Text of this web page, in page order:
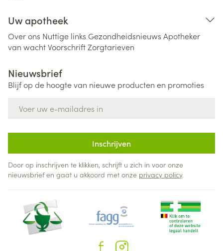
Uw apotheek
Over ons Nuttige links Gezondheidsnieuws Apotheker
van wachtVoorschriftZorgtarieven
Nieuwsbrief
Blijf op de hoogte van nieuwe producten en promoties
Inschrijven
Door op inschrijven te klikken, schrijft u zich in voor onze
nieuwsbrief en gaat u akkoord met onze privacy policy.